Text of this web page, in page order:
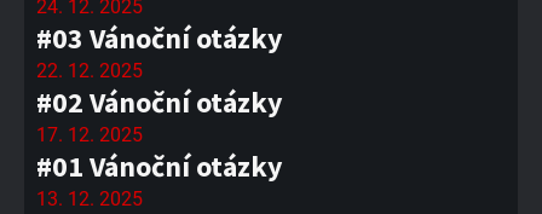
24. 12. 2025
#03 Vánoční otázky
22. 12. 2025
#02 Vánoční otázky
17. 12. 2025
#01 Vánoční otázky
13. 12. 2025